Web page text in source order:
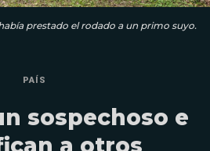
prestado el rodado a un primo suyo.
PAÍS
sospechoso e
a otros